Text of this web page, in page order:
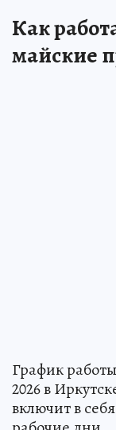
Как
майские
График
2026 в
включит в